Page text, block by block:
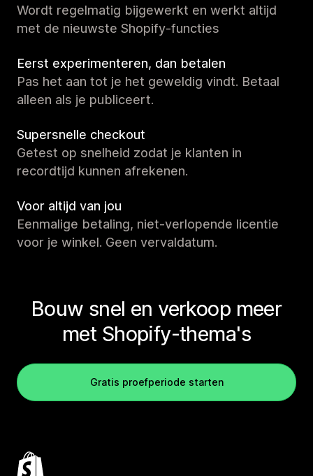
Wordt regelmatig bijgewerkt en werkt altijd
met de nieuwste Shopify-functies
Eerst experimenteren, dan betalen
Pas het aan tot je het geweldig vindt. Betaal
alleen als je publiceert.
Supersnelle checkout
Getest op snelheid zodat je klanten in
recordtijd kunnen afrekenen.
Voor altijd van jou
Eenmalige betaling, niet-verlopende licentie
voor je winkel. Geen vervaldatum.
Bouw snel en verkoop meer
met Shopify-thema's
Gratis proefperiode starten